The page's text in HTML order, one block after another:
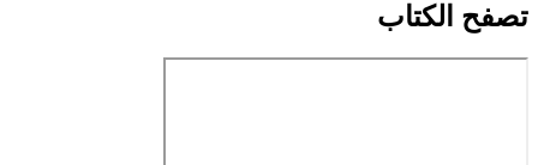
تصفح الكتاب